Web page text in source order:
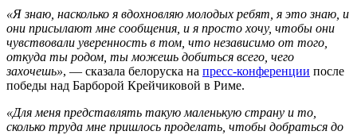
«Я знаю, насколько я вдохновляю молодых ребят, я это знаю, и
они присылают мне сообщения, и я просто хочу, чтобы они
чувствовали уверенность в том, что независимо от того,
откуда ты родом, ты можешь добиться всего, чего
захочешь», — сказала белоруска на пресс-конференции после
победы над Барборой Крейчиковой в Риме.
«Для меня представлять такую маленькую страну и то,
сколько труда мне пришлось проделать, чтобы добраться до